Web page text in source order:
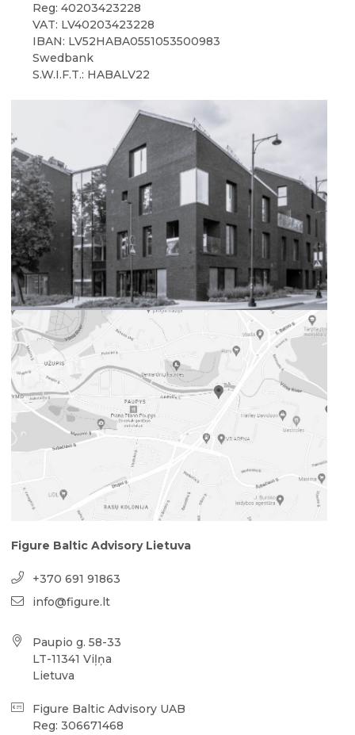
Reg: 40203423228
VAT: LV40203423228
IBAN: LV52HABA0551053500983
Swedbank
S.W.I.F.T.: HABALV22
Figure Baltic Advisory Lietuva
+370 691 91863
info@figure.lt
Paupio g. 58-33
LT-11341 Viļņa
Lietuva
Figure Baltic Advisory UAB
Reg: 306671468